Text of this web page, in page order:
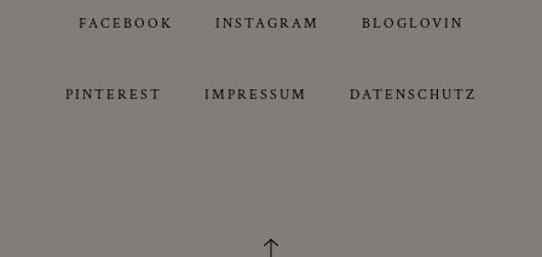
FACEBOOK INSTAGRAM BLOGLOVIN
PINTEREST IMPRESSUM DATENSCHUTZ